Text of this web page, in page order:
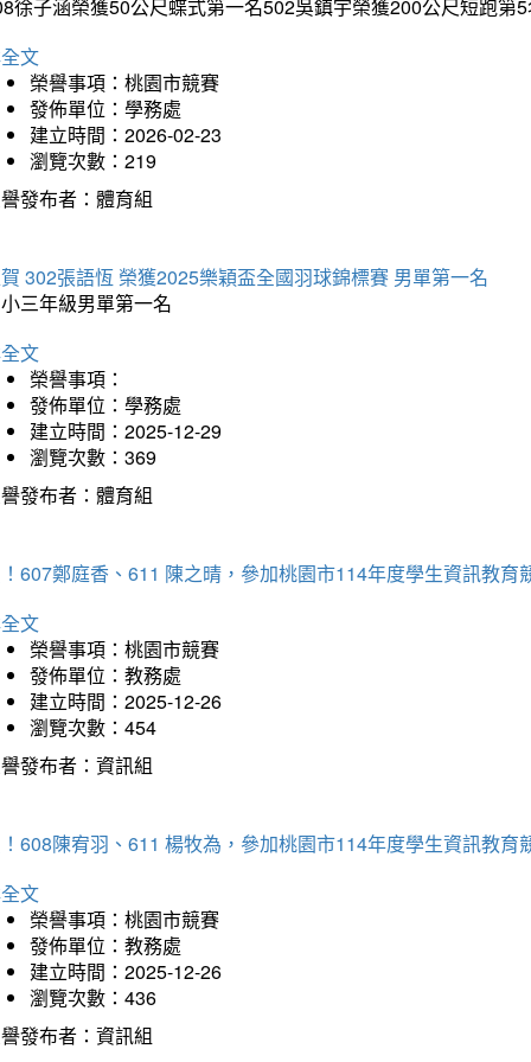
徐子涵榮獲50公尺蝶式第一名502吳鎮宇榮獲200公尺短跑
文
榮譽事項：桃園市競賽
發佈單位：學務處
建立時間：2026-02-23
瀏覽次數：219
發布者：體育組
302張語恆 榮獲2025樂穎盃全國羽球錦標賽 男單第一名
三年級男單第一名
文
榮譽事項：
發佈單位：學務處
建立時間：2025-12-29
瀏覽次數：369
發布者：體育組
607鄭庭香、611 陳之晴，參加桃園市114年度學生資訊教育
文
榮譽事項：桃園市競賽
發佈單位：教務處
建立時間：2025-12-26
瀏覽次數：454
發布者：資訊組
608陳宥羽、611 楊牧為，參加桃園市114年度學生資訊教育
文
榮譽事項：桃園市競賽
發佈單位：教務處
建立時間：2025-12-26
瀏覽次數：436
發布者：資訊組